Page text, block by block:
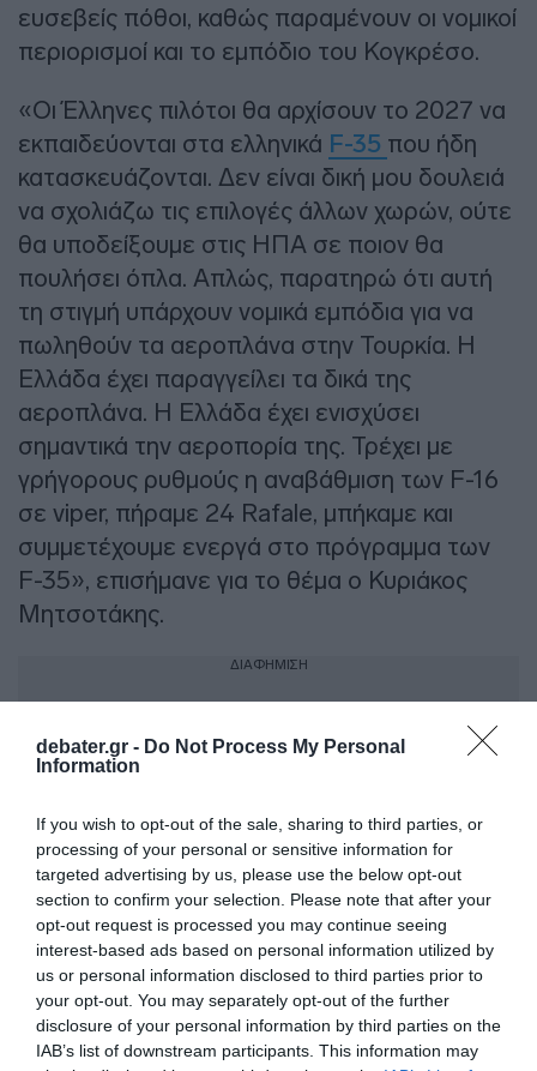
debater.gr - Do Not Process My Personal
Information
If you wish to opt-out of the sale, sharing to third parties, or
processing of your personal or sensitive information for
targeted advertising by us, please use the below opt-out
section to confirm your selection. Please note that after your
opt-out request is processed you may continue seeing
interest-based ads based on personal information utilized by
us or personal information disclosed to third parties prior to
your opt-out. You may separately opt-out of the further
disclosure of your personal information by third parties on the
IAB’s list of downstream participants. This information may
ευσεβείς πόθοι, καθώς παραμένουν οι νομικοί
περιορισμοί και το εμπόδιο του Κογκρέσο.
«Οι Έλληνες πιλότοι θα αρχίσουν το 2027 να
εκπαιδεύονται στα ελληνικά F-35 που ήδη
κατασκευάζονται. Δεν είναι δική μου δουλειά
να σχολιάζω τις επιλογές άλλων χωρών, ούτε
θα υποδείξουμε στις ΗΠΑ σε ποιον θα
πουλήσει όπλα. Απλώς, παρατηρώ ότι αυτή
τη στιγμή υπάρχουν νομικά εμπόδια για να
πωληθούν τα αεροπλάνα στην Τουρκία. Η
Ελλάδα έχει παραγγείλει τα δικά της
αεροπλάνα. Η Ελλάδα έχει ενισχύσει
σημαντικά την αεροπορία της. Τρέχει με
γρήγορους ρυθμούς η αναβάθμιση των F-16
σε viper, πήραμε 24 Rafale, μπήκαμε και
συμμετέχουμε ενεργά στο πρόγραμμα των
F-35», επισήμανε για το θέμα ο Κυριάκος
Μητσοτάκης.
ΔΙΑΦΗΜΙΣΗ
Προσθήκη ως προτεινόμενη
πηγή στην Google